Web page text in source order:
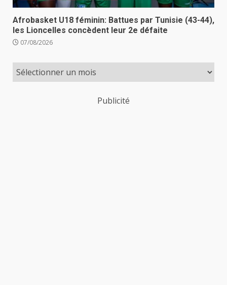
Afrobasket U18 féminin: Battues par Tunisie (43-44),
les Lioncelles concèdent leur 2e défaite
07/08/2026
Publicité